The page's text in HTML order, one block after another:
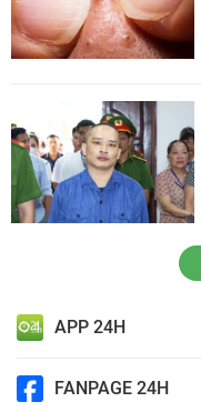
APP 24H
FANPAGE 24H